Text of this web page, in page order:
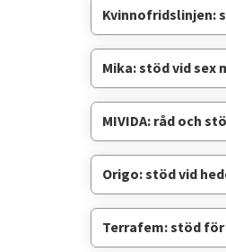
Kvinnofridslinjen:
Mika: stöd vid sex
MIVIDA: råd och
Origo: stöd vid
Terrafem: stöd